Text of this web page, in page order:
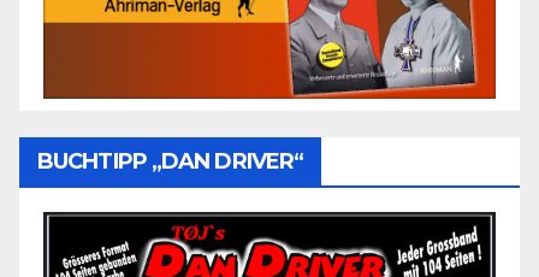
BUCHTIPP „DAN DRIVER“